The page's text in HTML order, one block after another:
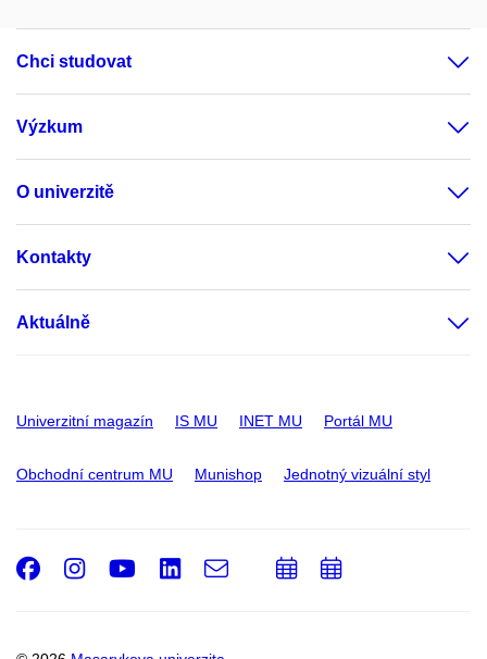
Chci studovat
Výzkum
O univerzitě
Kontakty
Aktuálně
Univerzitní magazín IS MU INET MU Portál MU
Obchodní centrum MU Munishop Jednotný vizuální styl
Facebook
Instagram
Youtube
LinkedIn
e-
Email
PřidatPřidat